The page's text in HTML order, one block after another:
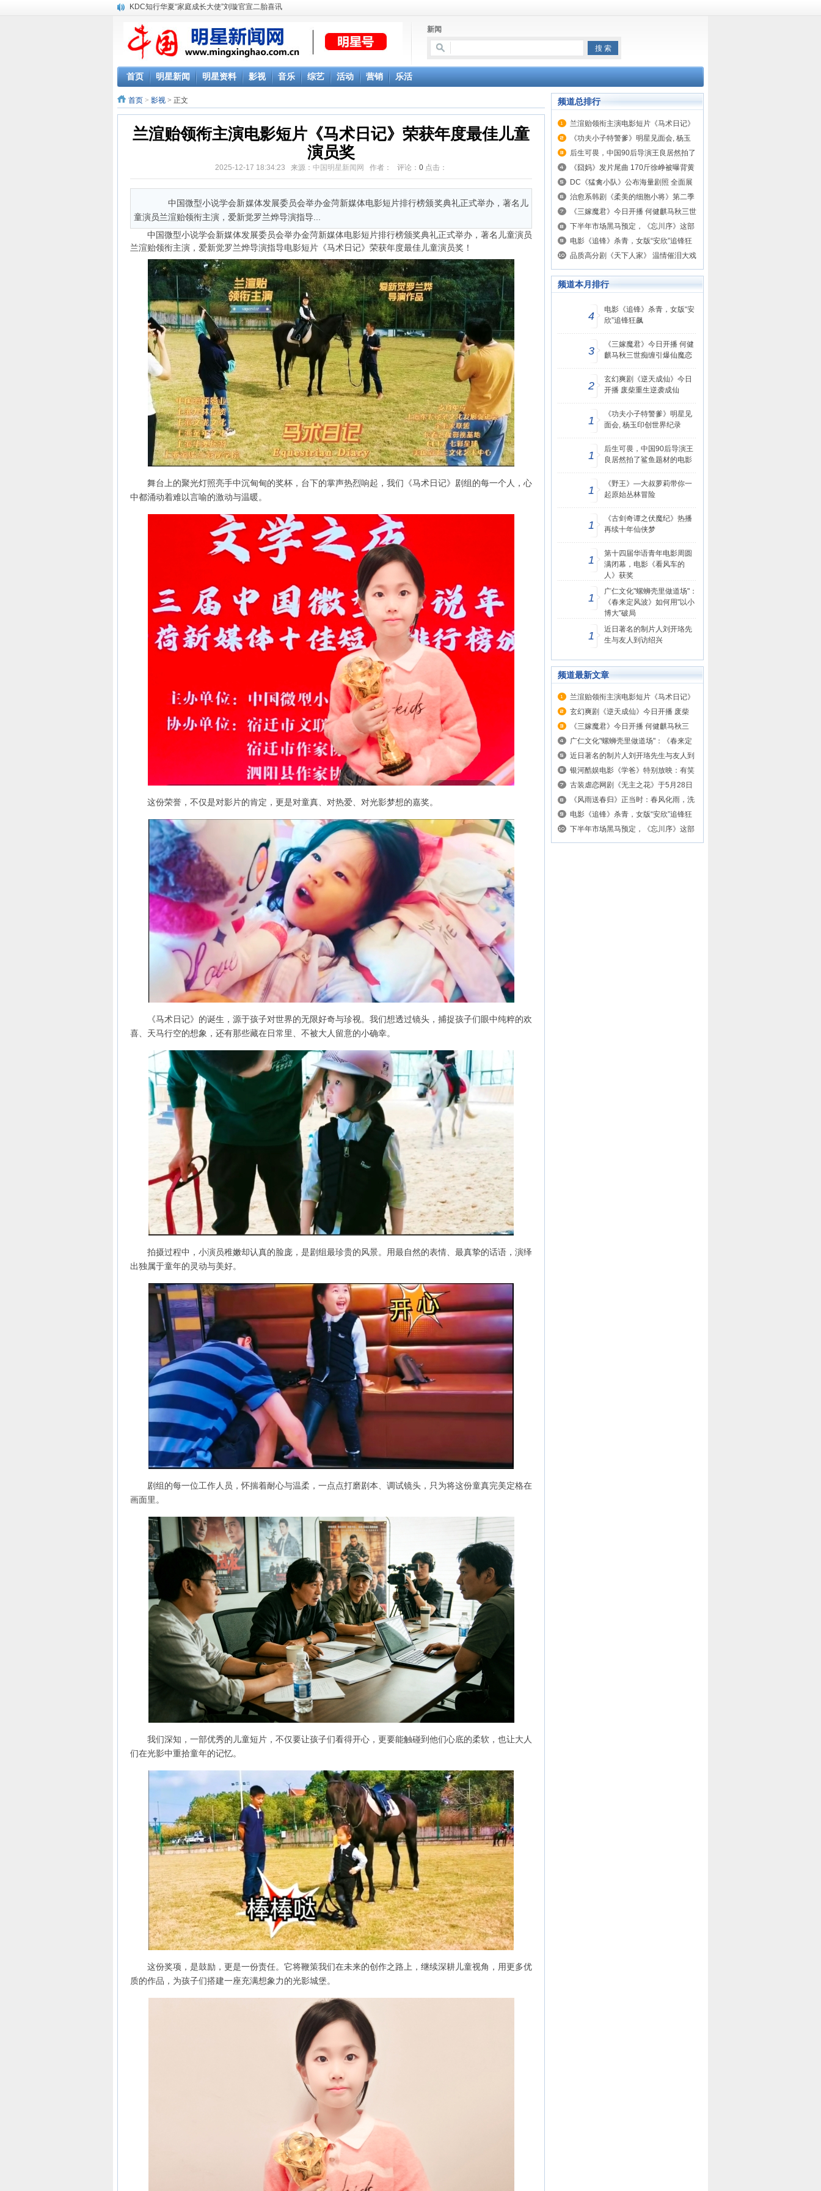
KDC知行华夏“家庭成长大使”刘璇官宣二胎喜讯
新闻
首页 明星新闻 明星资料 影视 音乐 综艺 活动 营销 乐活
首页 > 影视 > 正文
兰渲贻领衔主演电影短片《马术日记》荣获年度最佳儿童
演员奖
2025-12-17 18:34:23 来源： 中国明星新闻网 作者： 评论： 0 点击：
中国微型小说学会新媒体发展委员会举办金菏新媒体电影短片排行榜颁奖典礼正式举办，著名儿
童演员兰渲贻领衔主演，爱新觉罗兰烨导演指导...
中国微型小说学会新媒体发展委员会举办金菏新媒体电影短片排行榜颁奖典礼正式举办，著名儿童演员
兰渲贻领衔主演，爱新觉罗兰烨导演指导电影短片《马术日记》荣获年度最佳儿童演员奖！
舞台上的聚光灯照亮手中沉甸甸的奖杯，台下的掌声热烈响起，我们《马术日记》剧组的每一个人，心
中都涌动着难以言喻的激动与温暖。
这份荣誉，不仅是对影片的肯定，更是对童真、对热爱、对光影梦想的嘉奖。
《马术日记》的诞生，源于孩子对世界的无限好奇与珍视。我们想透过镜头，捕捉孩子们眼中纯粹的欢
喜、天马行空的想象，还有那些藏在日常里、不被大人留意的小确幸。
拍摄过程中，小演员稚嫩却认真的脸庞，是剧组最珍贵的风景。用最自然的表情、最真挚的话语，演绎
出独属于童年的灵动与美好。
剧组的每一位工作人员，怀揣着耐心与温柔，一点点打磨剧本、调试镜头，只为将这份童真完美定格在
画面里。
我们深知，一部优秀的儿童短片，不仅要让孩子们看得开心，更要能触碰到他们心底的柔软，也让大人
们在光影中重拾童年的记忆。
这份奖项，是鼓励，更是一份责任。它将鞭策我们在未来的创作之路上，继续深耕儿童视角，用更多优
质的作品，为孩子们搭建一座充满想象力的光影城堡。
频道总排行
兰渲贻领衔主演电影短片《马术日记》
荣获年度最佳儿童演员奖
《功夫小子特警爹》明星见面会, 杨玉
印创世界纪录
后生可畏，中国90后导演王良居然拍了
鲨鱼题材的电影
《囧妈》发片尾曲 170斤徐峥被曝背黄
妈跑十公里
DC《猛禽小队》公布海量剧照 全面展
现小丑女生活
治愈系韩剧《柔美的细胞小将》第二季
上线！咚漫可看全集
《三嫁魔君》今日开播 何健麒马秋三世
痴缠引爆仙魔恋
下半年市场黑马预定，《忘川序》这部
新剧究竟好在哪
电影《追锋》杀青，女版“安欣”追锋狂
飙
品质高分剧《天下人家》 温情催泪大戏
正在热播
频道本月排行
4
电影《追锋》杀青，女版“安
欣”追锋狂飙
3
《三嫁魔君》今日开播 何健
麒马秋三世痴缠引爆仙魔恋
2
玄幻爽剧《逆天成仙》今日
开播 废柴重生逆袭成仙
1
《功夫小子特警爹》明星见
面会, 杨玉印创世界纪录
1
后生可畏，中国90后导演王
良居然拍了鲨鱼题材的电影
1
《野王》—大叔萝莉带你一
起原始丛林冒险
1
《古剑奇谭之伏魔纪》热播
再续十年仙侠梦
1
第十四届华语青年电影周圆
满闭幕，电影《看风车的
人》获奖
1
广仁文化"螺蛳壳里做道场"：
《春来定风波》如何用"以小
博大"破局
1
近日著名的制片人刘开珞先
生与友人到访绍兴
频道最新文章
兰渲贻领衔主演电影短片《马术日记》
荣...
玄幻爽剧《逆天成仙》今日开播 废柴
重...
《三嫁魔君》今日开播 何健麒马秋三
世...
广仁文化"螺蛳壳里做道场"：《春来定
风...
近日著名的制片人刘开珞先生与友人到
访...
银河酷娱电影《学爸》特别放映：有笑
有...
古装虐恋网剧《无主之花》于5月28日
在...
《风雨送春归》正当时：春风化雨，洗
净...
电影《追锋》杀青，女版“安欣”追锋狂
飙
下半年市场黑马预定，《忘川序》这部
新...